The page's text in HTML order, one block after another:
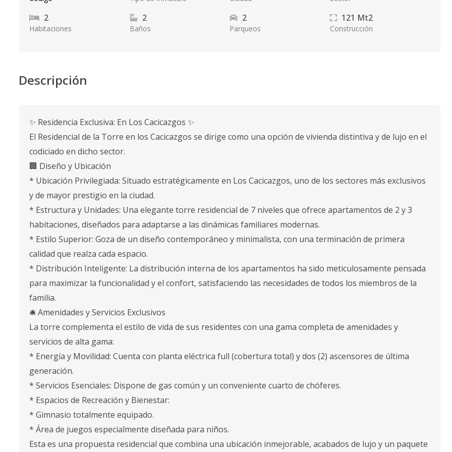
2
Habitaciones
2
Baños
2
Parqueos
121 Mt2
Construcción
Descripción
✨ Residencia Exclusiva: En Los Cacicazgos ✨
El Residencial de la Torre en los Cacicazgos se dirige como una opción de vivienda distintiva y de lujo en el
codiciado en dicho sector.
🏢 Diseño y Ubicación
* Ubicación Privilegiada: Situado estratégicamente en Los Cacicazgos, uno de los sectores más exclusivos
y de mayor prestigio en la ciudad.
* Estructura y Unidades: Una elegante torre residencial de 7 niveles que ofrece apartamentos de 2 y 3
habitaciones, diseñados para adaptarse a las dinámicas familiares modernas.
* Estilo Superior: Goza de un diseño contemporáneo y minimalista, con una terminación de primera
calidad que realza cada espacio.
* Distribución Inteligente: La distribución interna de los apartamentos ha sido meticulosamente pensada
para maximizar la funcionalidad y el confort, satisfaciendo las necesidades de todos los miembros de la
familia.
🛎️ Amenidades y Servicios Exclusivos
La torre complementa el estilo de vida de sus residentes con una gama completa de amenidades y
servicios de alta gama:
* Energía y Movilidad: Cuenta con planta eléctrica full (cobertura total) y dos (2) ascensores de última
generación.
* Servicios Esenciales: Dispone de gas común y un conveniente cuarto de chóferes.
* Espacios de Recreación y Bienestar:
* Gimnasio totalmente equipado.
* Área de juegos especialmente diseñada para niños.
Esta es una propuesta residencial que combina una ubicación inmejorable, acabados de lujo y un paquete